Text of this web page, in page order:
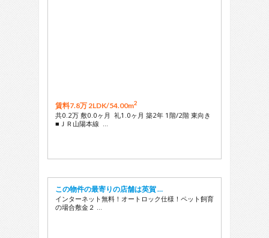
賃料7.8万 2LDK/54.00m2
共0.2万 敷0.0ヶ月 礼1.0ヶ月 築2年 1階/2階 東向き
■ＪＲ山陽本線 …
この物件の最寄りの店舗は英賀 …
インターネット無料！オートロック仕様！ペット飼育
の場合敷金２ …